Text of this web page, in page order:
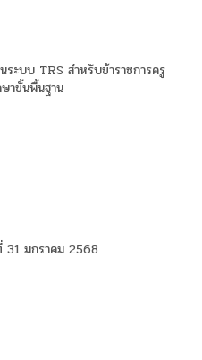
ะบบ TRS สำหรับข้าราชการครู
าขั้นพื้นฐาน
มกราคม 2568